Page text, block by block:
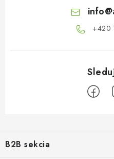
info@
+420
pB2B sekcia